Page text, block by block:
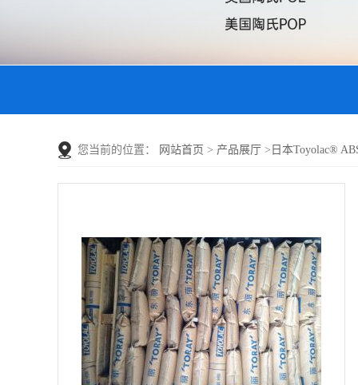
您当前的位置： 网站首页 > 产品展厅 > 日本Toyolac®